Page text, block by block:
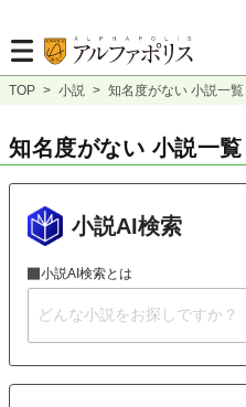
TOP > 小説 > 知名度がない 小説一覧
知名度がない 小説一覧
小説AI検索
小説AI検索とは